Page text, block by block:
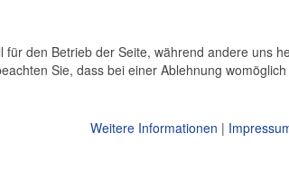
den Betrieb der Seite, während andere uns
Sie, dass bei einer Ablehnung
Weitere Informationen |